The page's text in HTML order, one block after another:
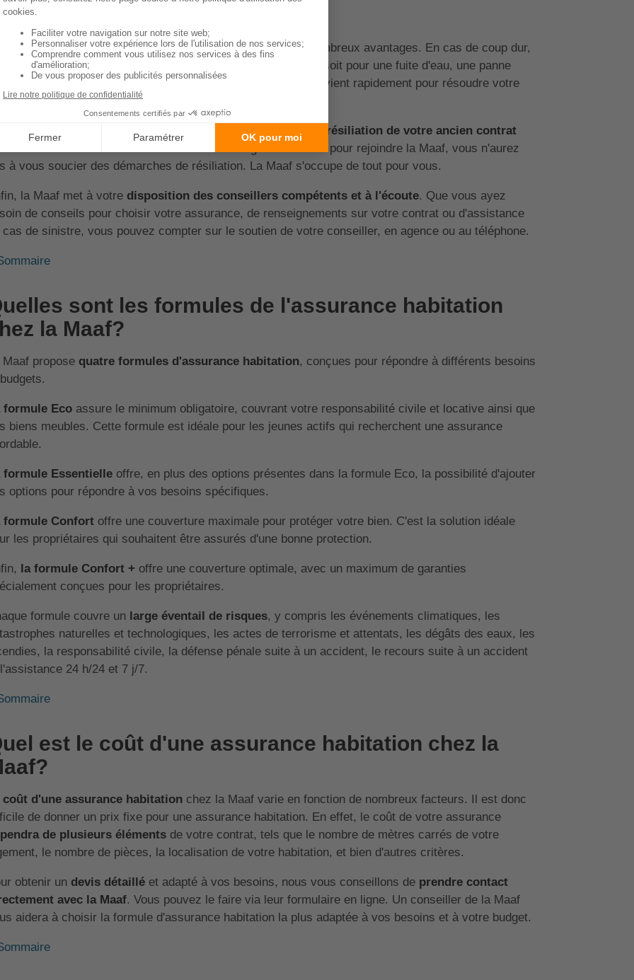
la Maaf?
l'assurance habitation de la Maaf, c'est bénéficier de nombreux avantages. En cas de coup dur,
propose un
. Que ce soit pour une fuite d'eau, une panne
ou un problème de serrurerie, un professionnel intervient rapidement pour résoudre votre
et minimiser les dégâts.
autre avantage non négligeable est la
prise en charge de la résiliation de votre ancien contrat
habitation
. Si vous décidez de changer d'assureur pour rejoindre la Maaf, vous n'aurez
à vous soucier des démarches de résiliation. La Maaf s'occupe de tout pour vous.
la Maaf met à votre disposition des conseillers compétents et à l'écoute. Que vous ayez
de conseils pour choisir votre assurance, de renseignements sur votre contrat ou d'assistance
cas de sinistre, vous pouvez compter sur le soutien de votre conseiller, en agence ou au téléphone.
sont les formules de l'assurance habitation
la Maaf?
Maaf propose quatre formules d'assurance habitation, conçues pour répondre à différents besoins
formule Ecoassure le minimum obligatoire, couvrant votre responsabilité civile et locative ainsi que
biens meubles. Cette formule est idéale pour les jeunes actifs qui recherchent une assurance
formule Essentielleoffre, en plus des options présentes dans la formule Eco, la possibilité d'ajouter
options pour répondre à vos besoins spécifiques.
formule Confortoffre une couverture maximale pour protéger votre bien. C'est la solution idéale
les propriétaires qui souhaitent être assurés d'une bonne protection.
la formule Confort + offre une couverture optimale, avec un maximum de garanties
conçues pour les propriétaires.
formule couvre un large éventail de risques, y compris les événements climatiques, les
naturelles et technologiques, les actes de terrorisme et attentats, les dégâts des eaux, les
la responsabilité civile, la défense pénale suite à un accident, le recours suite à un accident
24 h/24 et 7 j/7.
est le coût d'une assurance habitation chez la
coût d'une assurance habitationchez la Maaf varie en fonction de nombreux facteurs. Il est donc
de donner un prix fixe pour une assurance habitation. En effet, le coût de votre assurance
de plusieurs élémentsde votre contrat, tels que le nombre de mètres carrés de votre
le nombre de pièces, la localisation de votre habitation, et bien d'autres critères.
obtenir un devis détailléet adapté à vos besoins, nous vous conseillons de prendre contact
avec la Maaf. Vous pouvez le faire via leur formulaire en ligne. Un conseiller de la Maaf
aidera à choisir la formule d'assurance habitation la plus adaptée à vos besoins et à votre budget.